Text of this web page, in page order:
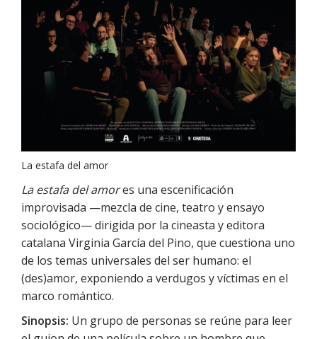
La estafa del amor
La estafa del amores una escenificación
improvisada —mezcla de cine, teatro y ensayo
sociológico— dirigida por la cineasta y editora
catalana Virginia García del Pino, que cuestiona uno
de los temas universales del ser humano: el
(des)amor, exponiendo a verdugos y víctimas en el
marco romántico.
Sinopsis: Un grupo de personas se reúne para leer